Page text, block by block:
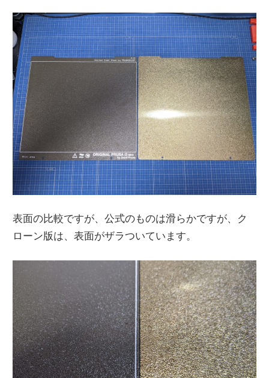
表面の比較ですが、公式のものは滑らかですが、ク
ローン版は、表面がザラついています。